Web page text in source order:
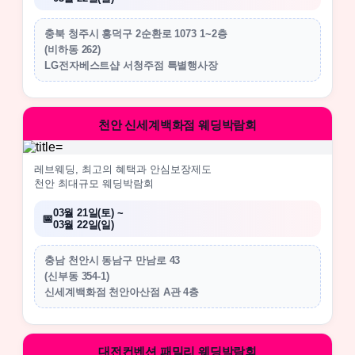
충북 청주시 흥덕구 2순환로 1073 1~2층
(비하동 262)
LG전자베스트샵 서청주점 특별행사장
천안 신세계백화점 웨딩박람회
레브웨딩, 최고의 혜택과 안심보장제도
천안 최대규모 웨딩박람회
03월 21일(토) ~
03월 22일(일)
충남 천안시 동남구 만남로 43
(신부동 354-1)
신세계백화점 천안아산점 A관 4층
대전컨벤션 패밀리 웨딩박람회